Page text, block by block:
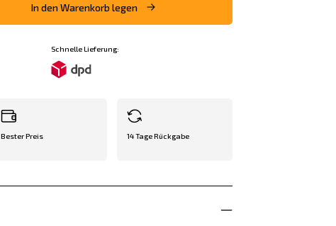
In den Warenkorb legen
Schnelle Lieferung:
Bester Preis 14 Tage Rückgabe